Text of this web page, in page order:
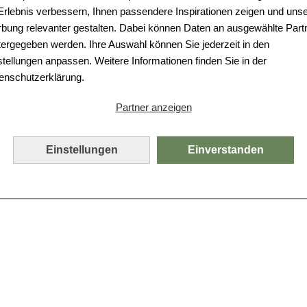
verbessern, Ihnen passendere Inspirationen zeigen und
relevanter gestalten. Dabei können Daten an ausgewählte
werden. Ihre Auswahl können Sie jederzeit in den
anpassen. Weitere Informationen finden Sie in der
Partner anzeigen
Einstellungen Einverstanden